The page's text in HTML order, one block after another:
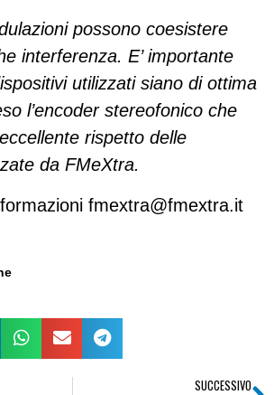
possono coesistere
interferenza. E’ importante
utilizzati siano di ottima
l’encoder stereofonico che
rispetto delle
da FMeXtra.
fmextra@fmextra.it
SUCCESSIVO